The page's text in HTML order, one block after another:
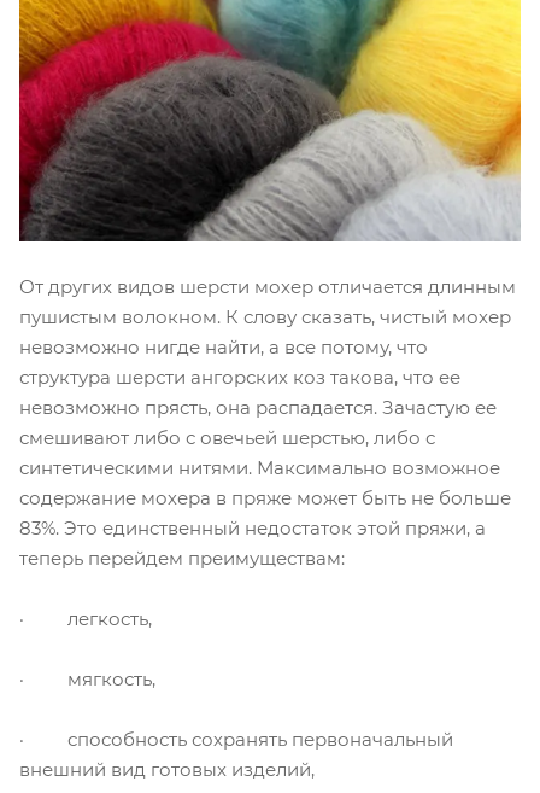
От других видов шерсти мохер отличается длинным
пушистым волокном. К слову сказать, чистый мохер
невозможно нигде найти, а все потому, что
структура шерсти ангорских коз такова, что ее
невозможно прясть, она распадается. Зачастую ее
смешивают либо с овечьей шерстью, либо с
синтетическими нитями. Максимально возможное
содержание мохера в пряже может быть не больше
83%. Это единственный недостаток этой пряжи, а
теперь перейдем преимуществам:
· легкость,
· мягкость,
· способность сохранять первоначальный
внешний вид готовых изделий,